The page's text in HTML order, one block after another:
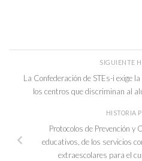
SIGUIENTE
La Confederación de STEs-i exige
los centros que discriminan al
HISTORIA
Protocolos de Prevención y
educativos, de los servicios
extraescolares para el